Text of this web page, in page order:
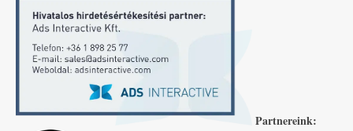
Partnereink: